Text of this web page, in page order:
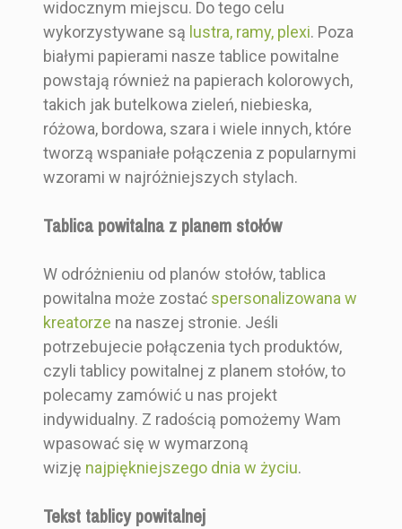
widocznym miejscu. Do tego celu
wykorzystywane są lustra, ramy, plexi. Poza
białymi papierami nasze tablice powitalne
powstają również na papierach kolorowych,
takich jak butelkowa zieleń, niebieska,
różowa, bordowa, szara i wiele innych, które
tworzą wspaniałe połączenia z popularnymi
wzorami w najróżniejszych stylach.
Tablica powitalna z planem stołów
W odróżnieniu od planów stołów, tablica
powitalna może zostać spersonalizowana w
kreatorze na naszej stronie. Jeśli
potrzebujecie połączenia tych produktów,
czyli tablicy powitalnej z planem stołów, to
polecamy zamówić u nas projekt
indywidualny. Z radością pomożemy Wam
wpasować się w wymarzoną
wizję najpiękniejszego dnia w życiu.
Tekst tablicy powitalnej